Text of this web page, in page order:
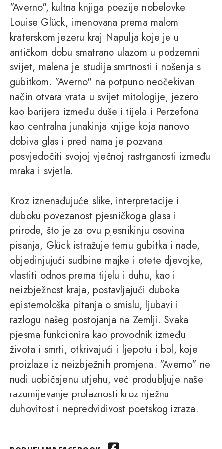
"Averno", kultna knjiga poezije nobelovke
Louise Glück, imenovana prema malom
kraterskom jezeru kraj Napulja koje je u
antičkom dobu smatrano ulazom u podzemni
svijet, malena je studija smrtnosti i nošenja s
gubitkom. "Averno" na potpuno neočekivan
način otvara vrata u svijet mitologije; jezero
kao barijera između duše i tijela i Perzefona
kao centralna junakinja knjige koja nanovo
dobiva glas i pred nama je pozvana
posvjedočiti svojoj vječnoj rastrganosti između
mraka i svjetla.
Kroz iznenađujuće slike, interpretacije i
duboku povezanost pjesničkoga glasa i
prirode, što je za ovu pjesnikinju osovina
pisanja, Glück istražuje temu gubitka i nade,
objedinjujući sudbine majke i otete djevojke,
vlastiti odnos prema tijelu i duhu, kao i
neizbježnost kraja, postavljajući duboka
epistemološka pitanja o smislu, ljubavi i
razlogu našeg postojanja na Zemlji. Svaka
pjesma funkcionira kao provodnik između
života i smrti, otkrivajući i ljepotu i bol, koje
proizlaze iz neizbježnih promjena. "Averno" ne
nudi uobičajenu utjehu, već produbljuje naše
razumijevanje prolaznosti kroz nježnu
duhovitost i nepredvidivost poetskog izraza.